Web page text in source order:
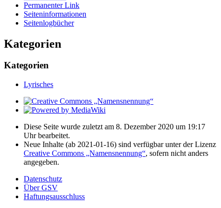
Permanenter Link
Seiten­­informationen
Seitenlogbücher
Kategorien
Kategorien
Lyrisches
Diese Seite wurde zuletzt am 8. Dezember 2020 um 19:17
Uhr bearbeitet.
Neue Inhalte (ab 2021-01-16) sind verfügbar unter der Lizenz
Creative Commons „Namensnennung“, sofern nicht anders
angegeben.
Datenschutz
Über GSV
Haftungsausschluss